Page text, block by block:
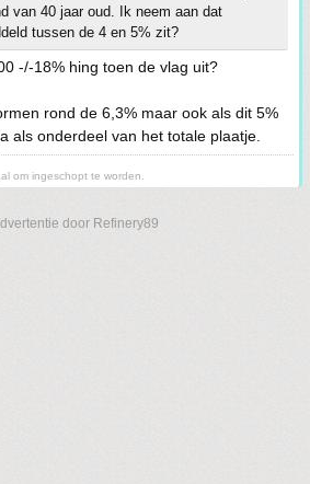
van 40 jaar oud. Ik neem aan dat
tussen de 4 en 5% zit?
-/-18% hing toen de vlag uit?
rond de 6,3% maar ook als dit 5%
als onderdeel van het totale plaatje.
om ingeschopt te worden.
door Refinery89